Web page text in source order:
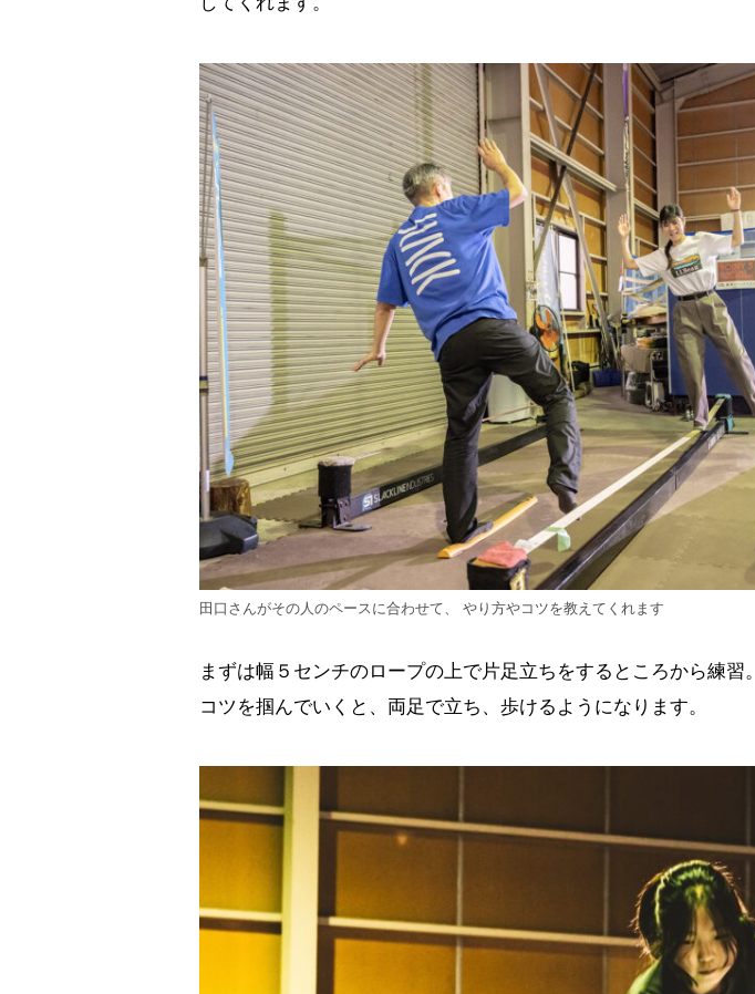
田口さんがその人のペースに合わせて、 やり方やコツを教えてくれます
まずは幅５センチのロープの上で片足立ちをするところから練習。
コツを掴んでいくと、両足で立ち、歩けるようになります。